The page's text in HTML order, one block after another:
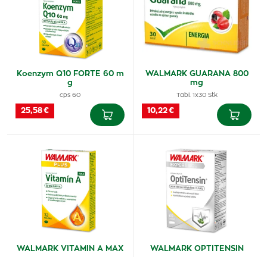
Koenzym Q10 FORTE 60 m
g
cps 60
25,58 €
WALMARK GUARANA 800
mg
Tabl. 1x30 Stk
10,22 €
WALMARK VITAMIN A MAX WALMARK OPTITENSIN